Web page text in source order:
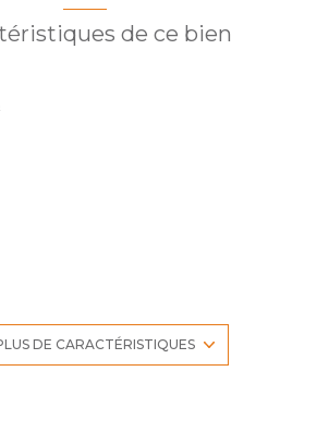
de ce bien
DE CARACTÉRISTIQUES